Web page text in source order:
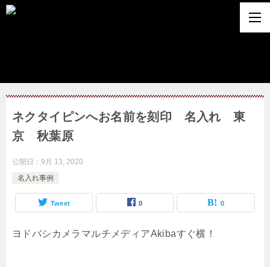
ネクタイピンへお名前を刻印 名入れ 東
京 秋葉原
公開日： 9月 13, 2020
名入れ事例
Tweet 0 0
ヨドバシカメラマルチメディアAkibaすぐ横！